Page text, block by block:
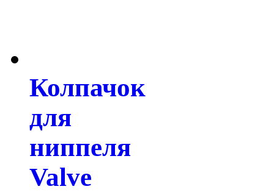
Колпачок
для
ниппеля
Valve